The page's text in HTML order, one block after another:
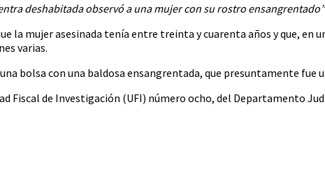
deshabitada observó a una mujer con su rostro ensangrentado”
la mujer asesinada tenía entre treinta y cuarenta años y que, en
varias.
bolsa con una baldosa ensangrentada, que presuntamente fue
Fiscal de Investigación (UFI) número ocho, del Departamento